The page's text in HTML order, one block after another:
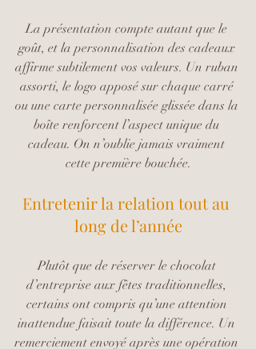
La présentation compte autant que le
goût, et la personnalisation des cadeaux
affirme subtilement vos valeurs. Un ruban
assorti, le logo apposé sur chaque carré
ou une carte personnalisée glissée dans la
boîte renforcent l’aspect unique du
cadeau. On n’oublie jamais vraiment
cette première bouchée.
Entretenir la relation tout au
long de l’année
Plutôt que de réserver le chocolat
d’entreprise aux fêtes traditionnelles,
certains ont compris qu’une attention
inattendue faisait toute la différence. Un
remerciement envoyé après une opération